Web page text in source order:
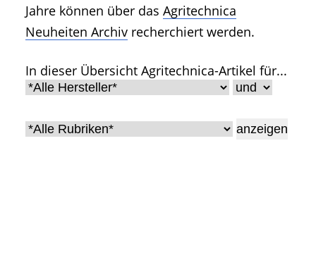
Jahre können über das Agritechnica
Neuheiten Archiv recherchiert werden.
In dieser Übersicht Agritechnica-Artikel für...